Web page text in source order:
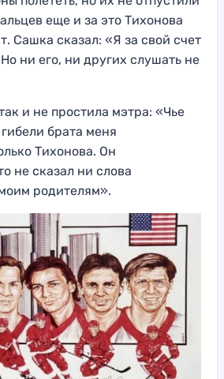
еще и за это Тихонова
Сашка сказал: «Я за свой счет
ни его, ни других слушать не
и не простила мэтра: «Чье
брата меня
Тихонова. Он
не сказал ни слова
родителям».